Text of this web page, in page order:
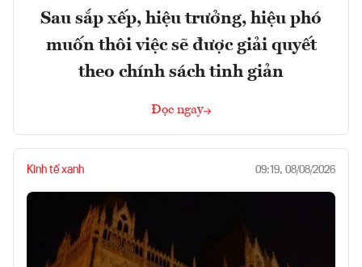
Sau sắp xếp, hiệu trưởng, hiệu phó
muốn thôi việc sẽ được giải quyết
theo chính sách tinh giản
Đọc ngay
Kinh tế xanh 09:19, 08/08/2026